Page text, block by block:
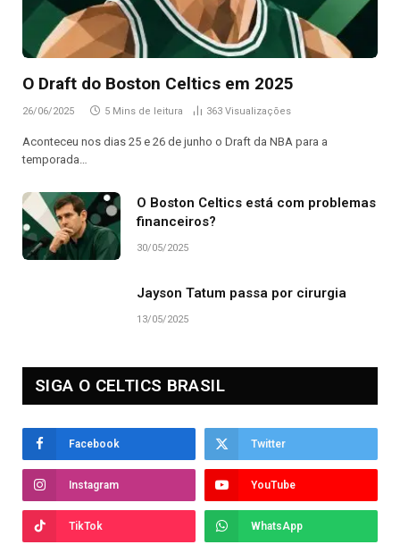
O Draft do Boston Celtics em 2025
26/06/2025 5 Mins de leitura 363 Visualizações
Aconteceu nos dias 25 e 26 de junho o Draft da NBA para a
temporada…
O Boston Celtics está com problemas
financeiros?
30/05/2025
Jayson Tatum passa por cirurgia
13/05/2025
SIGA O CELTICS BRASIL
Facebook Twitter
Instagram YouTube
TikTok WhatsApp